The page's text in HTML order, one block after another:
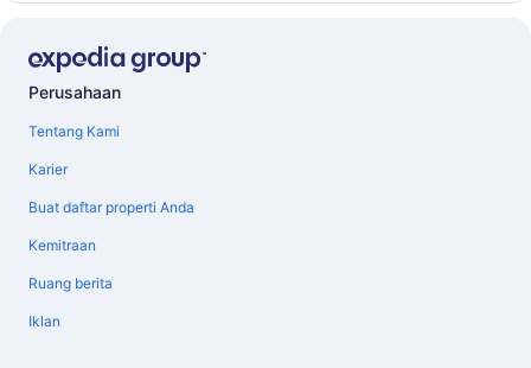
Perusahaan
Tentang Kami
Karier
Buat daftar properti Anda
Kemitraan
Ruang berita
Iklan